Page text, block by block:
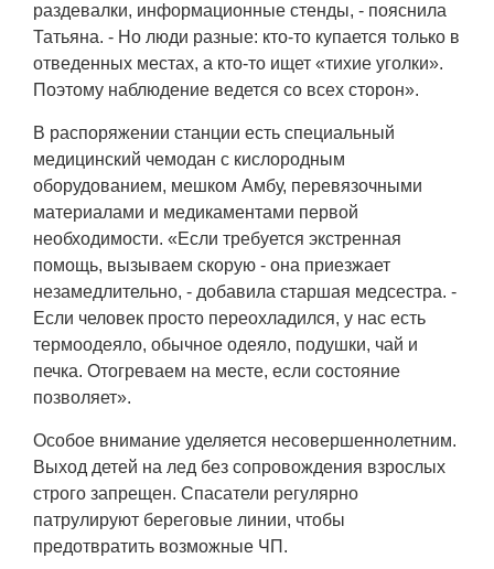
раздевалки, информационные стенды, - пояснила
Татьяна. - Но люди разные: кто-то купается только в
отведенных местах, а кто-то ищет «тихие уголки».
Поэтому наблюдение ведется со всех сторон».
В распоряжении станции есть специальный
медицинский чемодан с кислородным
оборудованием, мешком Амбу, перевязочными
материалами и медикаментами первой
необходимости. «Если требуется экстренная
помощь, вызываем скорую - она приезжает
незамедлительно, - добавила старшая медсестра. -
Если человек просто переохладился, у нас есть
термоодеяло, обычное одеяло, подушки, чай и
печка. Отогреваем на месте, если состояние
позволяет».
Особое внимание уделяется несовершеннолетним.
Выход детей на лед без сопровождения взрослых
строго запрещен. Спасатели регулярно
патрулируют береговые линии, чтобы
предотвратить возможные ЧП.